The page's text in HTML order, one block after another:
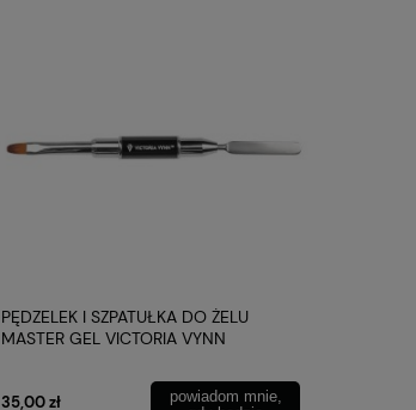
PĘDZELEK I SZPATUŁKA DO ŻELU
MASTER GEL VICTORIA VYNN
35,00 zł
powiadom mnie,